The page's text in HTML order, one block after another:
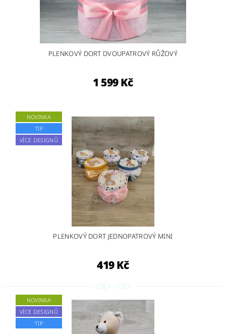
PLENKOVÝ DORT DVOUPATROVÝ RŮŽOVÝ
1 599 Kč
NOVINKA
TIP
VÍCE DESIGNŮ
PLENKOVÝ DORT JEDNOPATROVÝ MINI
419 Kč
NOVINKA
VÍCE DESIGNŮ
TIP